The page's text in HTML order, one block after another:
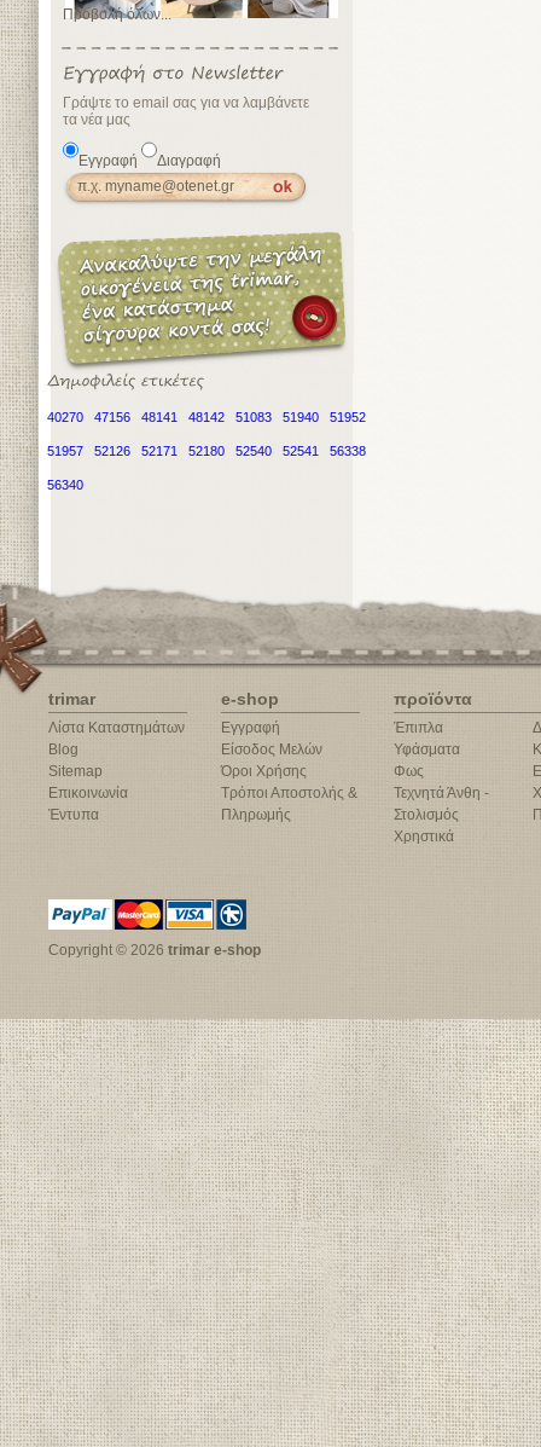
Προβολή όλων...
Γράψτε το email σας για να λαμβάνετε
τα νέα μας
Εγγραφή Διαγραφή
40270 47156 48141 48142 51083 51940 51952
51957 52126 52171 52180 52540 52541 56338
56340
trimar
Λίστα Καταστημάτων
Blog
Sitemap
Επικοινωνία
Έντυπα
e-shop
Εγγραφή
Είσοδος Μελών
Όροι Χρήσης
Τρόποι Αποστολής &
Πληρωμής
προϊόντα
Έπιπλα
Υφάσματα
Φως
Τεχνητά Άνθη -
Στολισμός
Χρηστικά
Copyright © 2026 trimar e-shop